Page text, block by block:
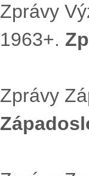
Zprávy
1963+.
Zprávy